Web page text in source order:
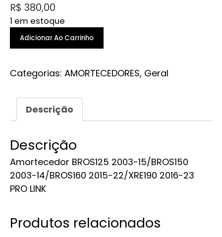
R$ 380,00
1 em estoque
AMORTECEDOR
BROS/XRE
quantidade
Adicionar Ao Carrinho
Categorias: AMORTECEDORES, Geral
Descrição
Descrição
Amortecedor BROS125 2003-15/BROS150
2003-14/BROS160 2015-22/XRE190 2016-23
PRO LINK
Produtos relacionados